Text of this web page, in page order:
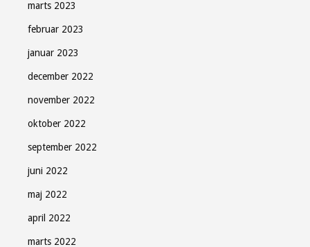
marts 2023
februar 2023
januar 2023
december 2022
november 2022
oktober 2022
september 2022
juni 2022
maj 2022
april 2022
marts 2022